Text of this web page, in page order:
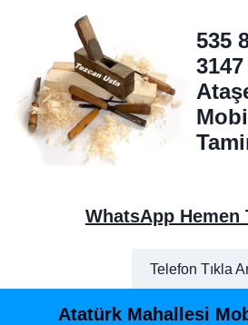
535
WhatsApp Hemen
Telefon Tıkla
Atatürk Mahallesi